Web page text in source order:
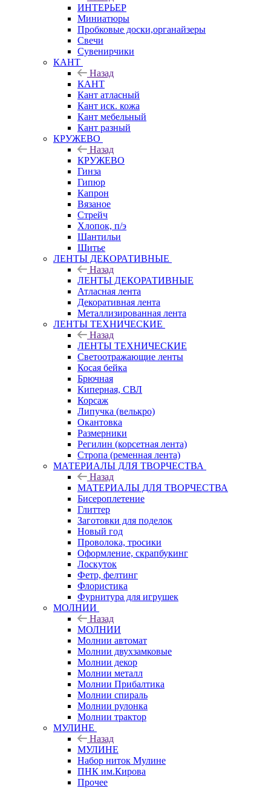
ИНТЕРЬЕР
Миниатюры
Пробковые доски,органайзеры
Свечи
Сувенирчики
КАНТ
Назад
КАНТ
Кант атласный
Кант иск. кожа
Кант мебельный
Кант разный
КРУЖЕВО
Назад
КРУЖЕВО
Гинза
Гипюр
Капрон
Вязаное
Стрейч
Хлопок, п/э
Шантильи
Шитье
ЛЕНТЫ ДЕКОРАТИВНЫЕ
Назад
ЛЕНТЫ ДЕКОРАТИВНЫЕ
Атласная лента
Декоративная лента
Металлизированная лента
ЛЕНТЫ ТЕХНИЧЕСКИЕ
Назад
ЛЕНТЫ ТЕХНИЧЕСКИЕ
Светоотражающие ленты
Косая бейка
Брючная
Киперная, СВЛ
Корсаж
Липучка (велькро)
Окантовка
Размерники
Регилин (корсетная лента)
Стропа (ременная лента)
МАТЕРИАЛЫ ДЛЯ ТВОРЧЕСТВА
Назад
МАТЕРИАЛЫ ДЛЯ ТВОРЧЕСТВА
Бисероплетение
Глиттер
Заготовки для поделок
Новый год
Проволока, тросики
Оформление, скрапбукинг
Лоскуток
Фетр, фелтинг
Флористика
Фурнитура для игрушек
МОЛНИИ
Назад
МОЛНИИ
Молнии автомат
Молнии двухзамковые
Молнии декор
Молнии металл
Молнии Прибалтика
Молнии спираль
Молнии рулонка
Молнии трактор
МУЛИНЕ
Назад
МУЛИНЕ
Набор ниток Мулине
ПНК им.Кирова
Прочее